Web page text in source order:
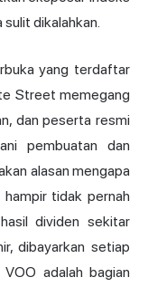
dikalahkan.
yang terdaftar
Street memegang
dan peserta resmi
pembuatan dan
alasan mengapa
tidak pernah
dividen sekitar
dibayarkan setiap
adalah bagian